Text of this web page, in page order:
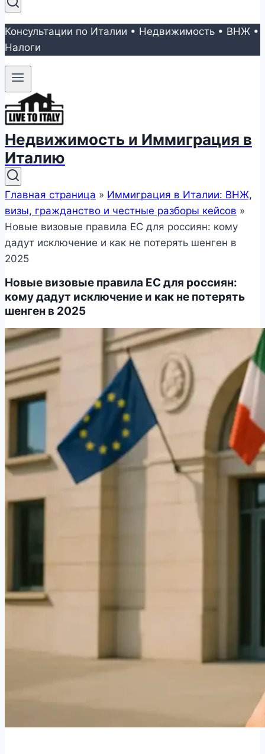
Консультации по Италии • Недвижимость • ВНЖ •
Налоги
Недвижимость и Иммиграция в
Италию
Главная страница » Иммиграция в Италии: ВНЖ,
визы, гражданство и честные разборы кейсов »
Новые визовые правила ЕС для россиян: кому
дадут исключение и как не потерять шенген в
2025
Новые визовые правила ЕС для россиян:
кому дадут исключение и как не потерять
шенген в 2025